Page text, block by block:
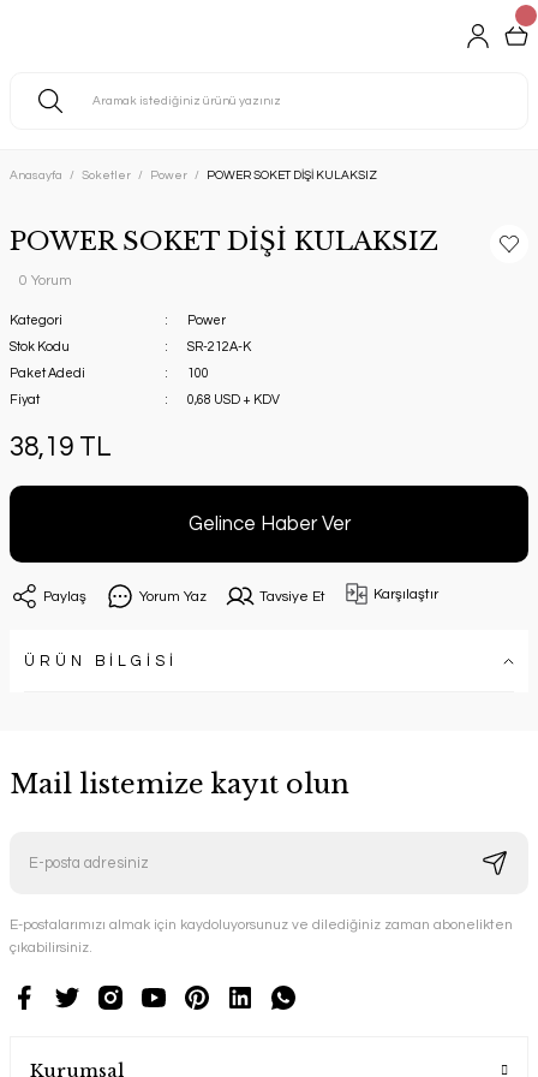
Anasayfa Soketler Power POWER SOKET DİŞİ KULAKSIZ
POWER SOKET DİŞİ KULAKSIZ
0 Yorum
Kategori
Power
Stok Kodu
SR-212A-K
Paket Adedi
100
Fiyat
0,68 USD + KDV
38,19 TL
Gelince Haber Ver
Paylaş Yorum Yaz Tavsiye Et Karşılaştır
ÜRÜN BİLGİSİ
Mail listemize kayıt olun
E-postalarımızı almak için kaydoluyorsunuz ve dilediğiniz zaman abonelikten
çıkabilirsiniz.
Kurumsal